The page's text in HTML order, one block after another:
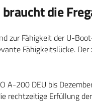
die
zur Fähigkeit der U-
Fähigkeitslücke.
A-200 DEU bis
rechtzeitige Erfüllung